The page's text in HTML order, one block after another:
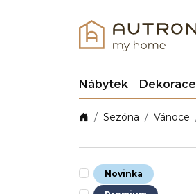
Nábytek Dekorace
Sezóna Vánoce
Novinka